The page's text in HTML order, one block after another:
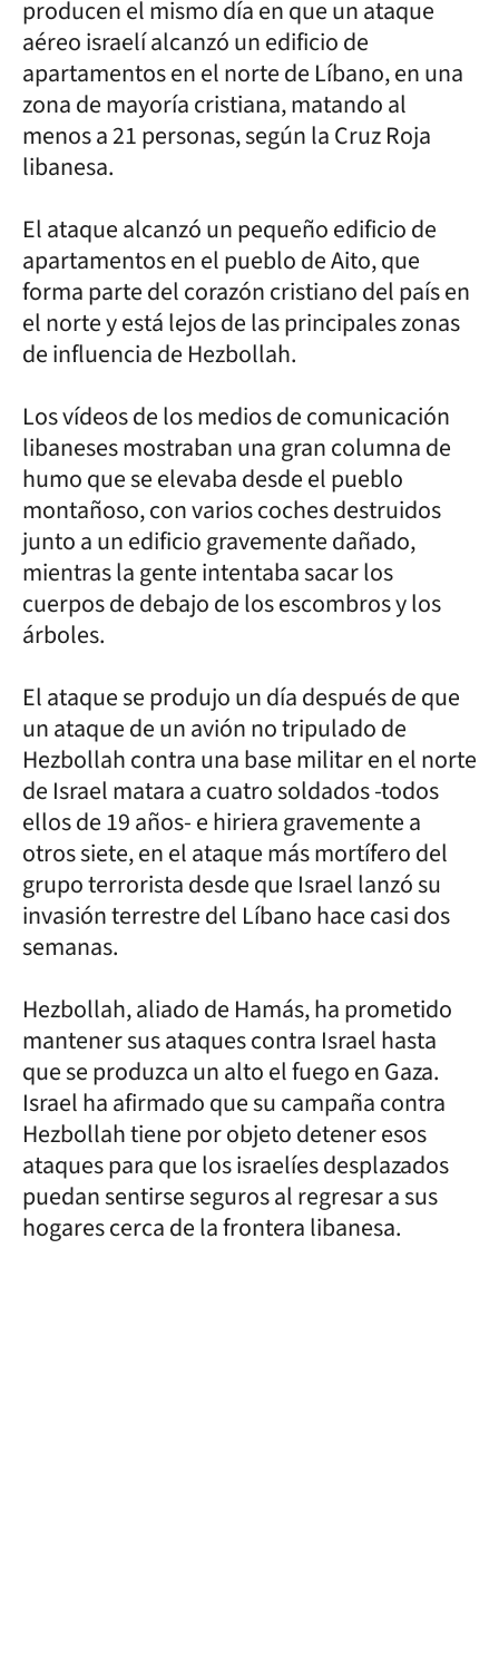
producen el mismo día en que un ataque
aéreo israelí alcanzó un edificio de
apartamentos en el norte de Líbano, en una
zona de mayoría cristiana, matando al
menos a 21 personas, según la Cruz Roja
libanesa.
El ataque alcanzó un pequeño edificio de
apartamentos en el pueblo de Aito, que
forma parte del corazón cristiano del país en
el norte y está lejos de las principales zonas
de influencia de Hezbollah.
Los vídeos de los medios de comunicación
libaneses mostraban una gran columna de
humo que se elevaba desde el pueblo
montañoso, con varios coches destruidos
junto a un edificio gravemente dañado,
mientras la gente intentaba sacar los
cuerpos de debajo de los escombros y los
árboles.
El ataque se produjo un día después de que
un ataque de un avión no tripulado de
Hezbollah contra una base militar en el norte
de Israel matara a cuatro soldados -todos
ellos de 19 años- e hiriera gravemente a
otros siete, en el ataque más mortífero del
grupo terrorista desde que Israel lanzó su
invasión terrestre del Líbano hace casi dos
semanas.
Hezbollah, aliado de Hamás, ha prometido
mantener sus ataques contra Israel hasta
que se produzca un alto el fuego en Gaza.
Israel ha afirmado que su campaña contra
Hezbollah tiene por objeto detener esos
ataques para que los israelíes desplazados
puedan sentirse seguros al regresar a sus
hogares cerca de la frontera libanesa.